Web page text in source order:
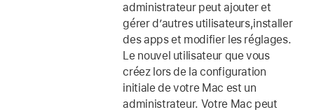
administrateur peut ajouter et
gérer d’autres utilisateurs,installer
des apps et modifier les réglages.
Le nouvel utilisateur que vous
créez lors de la configuration
initiale de votre Mac est un
administrateur. Votre Mac peut